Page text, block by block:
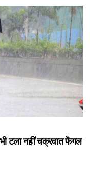
टला नहीं चक्रवात फेंगल